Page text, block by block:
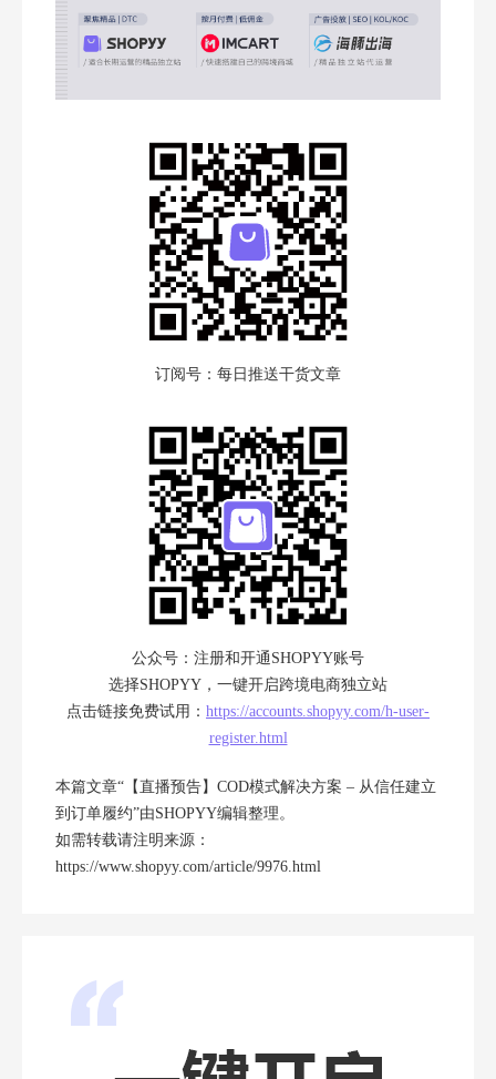
订阅号：每日推送干货文章
公众号：注册和开通SHOPYY账号
选择SHOPYY，一键开启跨境电商独立站
点击链接免费试用： https://accounts.shopyy.com/h-user-
register.html
本篇文章“【直播预告】COD模式解决方案 – 从信任建立
到订单履约”由SHOPYY编辑整理。
如需转载请注明来源：
https://www.shopyy.com/article/9976.html